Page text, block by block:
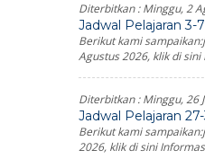
Diterbitkan :Minggu, 2
Jadwal Pelajaran 3-
Berikut kami
Agustus 2026, klik di sini
Diterbitkan :Minggu, 26
Jadwal Pelajaran
Berikut kami
2026, klik di sini